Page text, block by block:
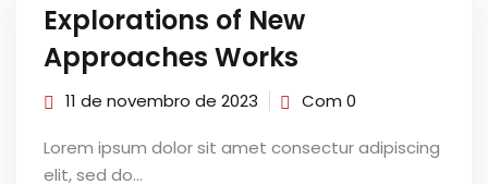
Explorations of New
Approaches Works
11 de novembro de 2023 Com 0
Lorem ipsum dolor sit amet consectur adipiscing
elit, sed do...